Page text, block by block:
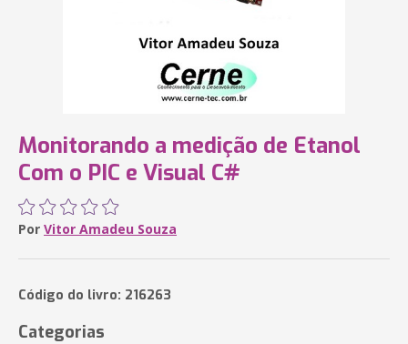
Monitorando a medição de Etanol
Com o PIC e Visual C#
Por Vitor Amadeu Souza
Código do livro: 216263
Categorias